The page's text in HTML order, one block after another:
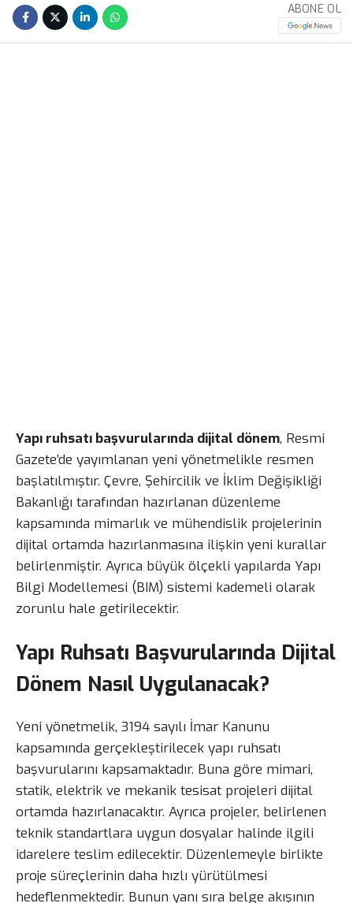
ABONE OL
Yapı ruhsatı başvurularında dijital dönem, Resmi
Gazete’de yayımlanan yeni yönetmelikle resmen
başlatılmıştır. Çevre, Şehircilik ve İklim Değişikliği
Bakanlığı tarafından hazırlanan düzenleme
kapsamında mimarlık ve mühendislik projelerinin
dijital ortamda hazırlanmasına ilişkin yeni kurallar
belirlenmiştir. Ayrıca büyük ölçekli yapılarda Yapı
Bilgi Modellemesi (BIM) sistemi kademeli olarak
zorunlu hale getirilecektir.
Yapı Ruhsatı Başvurularında Dijital
Dönem Nasıl Uygulanacak?
Yeni yönetmelik, 3194 sayılı İmar Kanunu
kapsamında gerçekleştirilecek yapı ruhsatı
başvurularını kapsamaktadır. Buna göre mimari,
statik, elektrik ve mekanik tesisat projeleri dijital
ortamda hazırlanacaktır. Ayrıca projeler, belirlenen
teknik standartlara uygun dosyalar halinde ilgili
idarelere teslim edilecektir. Düzenlemeyle birlikte
proje süreçlerinin daha hızlı yürütülmesi
hedeflenmektedir. Bunun yanı sıra belge akışının